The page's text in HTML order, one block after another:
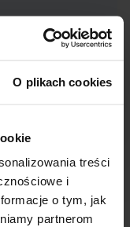
O plikach cookies
treści
i
o tym, jak
partnerom